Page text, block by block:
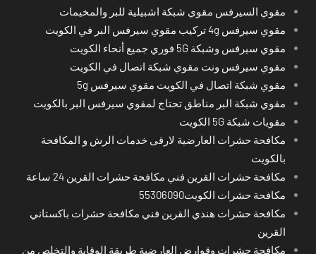
مقوي السيرفس مقوي شبكة اشبيلية للبر والمخيمات
مقوي سيرفس 4g تركيب مقوي سيرفس البر في الكويت
مقوي سيرفس وشبكة 5G فوري جميع أنحاء الكويت
مقوي سيرفس ونت مقوي شبكة اتصال في الكويت
مقوي شبكة اتصال في الكويت مقوي سيرفس 5g
مقوي شبكة البر مناطق تحتاج لمقوي سيرفس البر بالكويت
مقويات شبكة 5G الكويت
مكافحة حشرات العارضية لارقى خدمات الرش و المكافحة
بالكويت
مكافحة حشرات القرين فني مكافحة حشرات القرين 24 ساعة
مكافحة حشرات الكويت55306090
مكافحة حشرات هندي القرين فني مكافحة حشرات باكستاني
القرين
مكافحة حشرات وقوارض العارضية طريقة الوقاية والتخلص من